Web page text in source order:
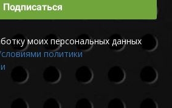
Подписаться
моих персональных данных
политики